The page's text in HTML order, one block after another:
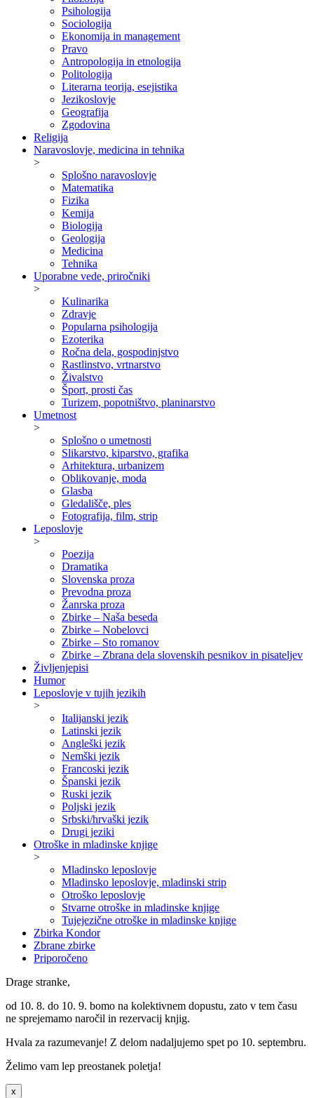
Psihologija
Sociologija
Ekonomija in management
Pravo
Antropologija in etnologija
Politologija
Literarna teorija, esejistika
Jezikoslovje
Geografija
Zgodovina
Religija
Naravoslovje, medicina in tehnika
>
Splošno naravoslovje
Matematika
Fizika
Kemija
Biologija
Geologija
Medicina
Tehnika
Uporabne vede, priročniki
>
Kulinarika
Zdravje
Popularna psihologija
Ezoterika
Ročna dela, gospodinjstvo
Rastlinstvo, vrtnarstvo
Živalstvo
Šport, prosti čas
Turizem, popotništvo, planinarstvo
Umetnost
>
Splošno o umetnosti
Slikarstvo, kiparstvo, grafika
Arhitektura, urbanizem
Oblikovanje, moda
Glasba
Gledališče, ples
Fotografija, film, strip
Leposlovje
>
Poezija
Dramatika
Slovenska proza
Prevodna proza
Žanrska proza
Zbirke – Naša beseda
Zbirke – Nobelovci
Zbirke – Sto romanov
Zbirke – Zbrana dela slovenskih pesnikov in pisateljev
Življenjepisi
Humor
Leposlovje v tujih jezikih
>
Italijanski jezik
Latinski jezik
Angleški jezik
Nemški jezik
Francoski jezik
Španski jezik
Ruski jezik
Poljski jezik
Srbski/hrvaški jezik
Drugi jeziki
Otroške in mladinske knjige
>
Mladinsko leposlovje
Mladinsko leposlovje, mladinski strip
Otroško leposlovje
Stvarne otroške in mladinske knjige
Tujejezične otroške in mladinske knjige
Zbirka Kondor
Zbrane zbirke
Priporočeno
Drage stranke,
od 10. 8. do 10. 9. bomo na kolektivnem dopustu, zato v tem času
ne sprejemamo naročil in rezervacij knjig.
Hvala za razumevanje! Z delom nadaljujemo spet po 10. septembru.
Želimo vam lep preostanek poletja!
x